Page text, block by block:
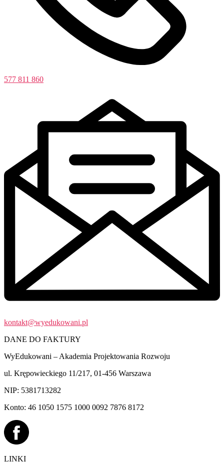
577 811 860
kontakt@wyedukowani.pl
DANE DO FAKTURY
WyEdukowani – Akademia Projektowania Rozwoju
ul. Krępowieckiego 11/217, 01-456 Warszawa
NIP: 5381713282
Konto: 46 1050 1575 1000 0092 7876 8172
LINKI